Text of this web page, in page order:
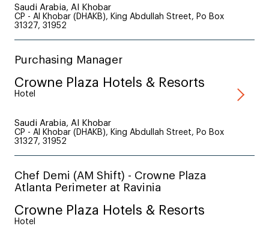
Saudi Arabia, Al Khobar
CP - Al Khobar (DHAKB), King Abdullah Street, Po Box
31327, 31952
Purchasing Manager
Crowne Plaza Hotels & Resorts
Hotel
Saudi Arabia, Al Khobar
CP - Al Khobar (DHAKB), King Abdullah Street, Po Box
31327, 31952
Chef Demi (AM Shift) - Crowne Plaza
Atlanta Perimeter at Ravinia
Crowne Plaza Hotels & Resorts
Hotel